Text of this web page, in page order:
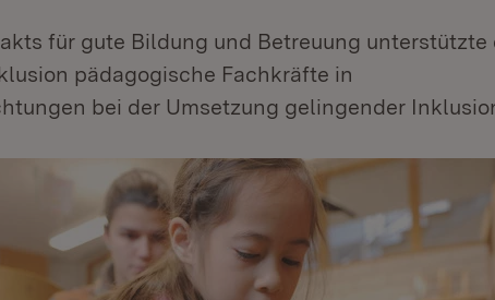
für gute Bildung und Betreuung unterstützte
pädagogische Fachkräfte in
bei der Umsetzung gelingender